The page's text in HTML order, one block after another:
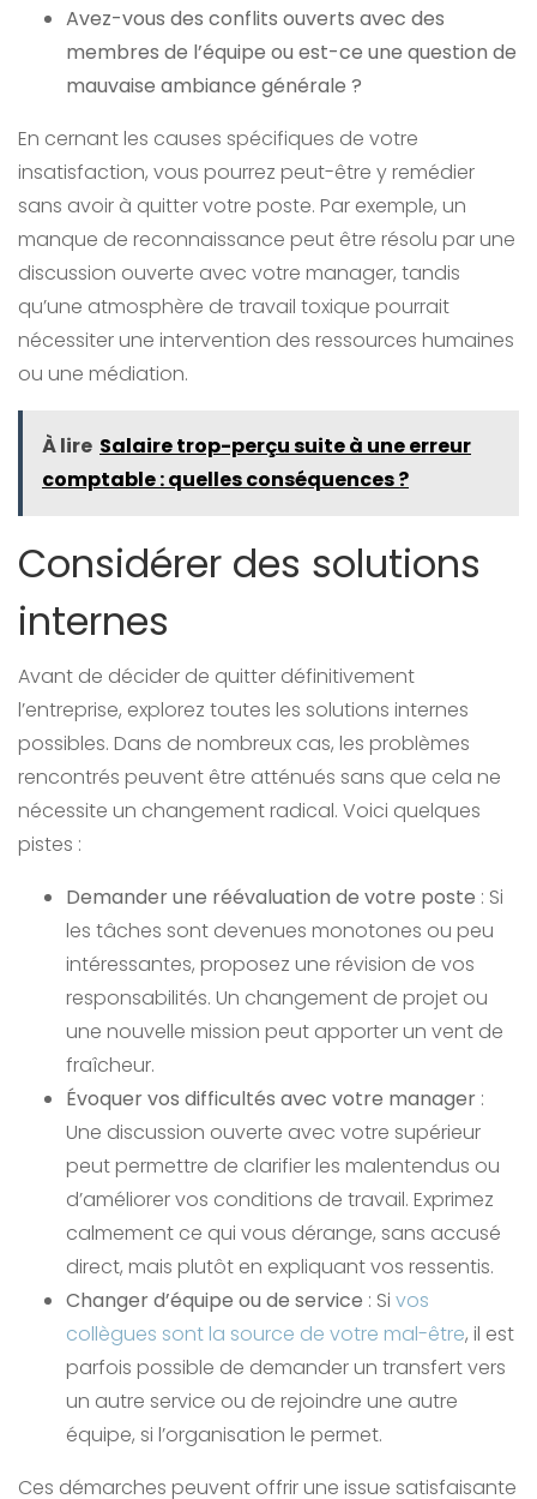
Avez-vous des conflits ouverts avec des
membres de l’équipe ou est-ce une question de
mauvaise ambiance générale ?
En cernant les causes spécifiques de votre
insatisfaction, vous pourrez peut-être y remédier
sans avoir à quitter votre poste. Par exemple, un
manque de reconnaissance peut être résolu par une
discussion ouverte avec votre manager, tandis
qu’une atmosphère de travail toxique pourrait
nécessiter une intervention des ressources humaines
ou une médiation.
À lire Salaire trop-perçu suite à une erreur
comptable : quelles conséquences ?
Considérer des solutions
internes
Avant de décider de quitter définitivement
l’entreprise, explorez toutes les solutions internes
possibles. Dans de nombreux cas, les problèmes
rencontrés peuvent être atténués sans que cela ne
nécessite un changement radical. Voici quelques
pistes :
Demander une réévaluation de votre poste : Si
les tâches sont devenues monotones ou peu
intéressantes, proposez une révision de vos
responsabilités. Un changement de projet ou
une nouvelle mission peut apporter un vent de
fraîcheur.
Évoquer vos difficultés avec votre manager :
Une discussion ouverte avec votre supérieur
peut permettre de clarifier les malentendus ou
d’améliorer vos conditions de travail. Exprimez
calmement ce qui vous dérange, sans accusé
direct, mais plutôt en expliquant vos ressentis.
Changer d’équipe ou de service : Si vos
collègues sont la source de votre mal-être, il est
parfois possible de demander un transfert vers
un autre service ou de rejoindre une autre
équipe, si l’organisation le permet.
Ces démarches peuvent offrir une issue satisfaisante